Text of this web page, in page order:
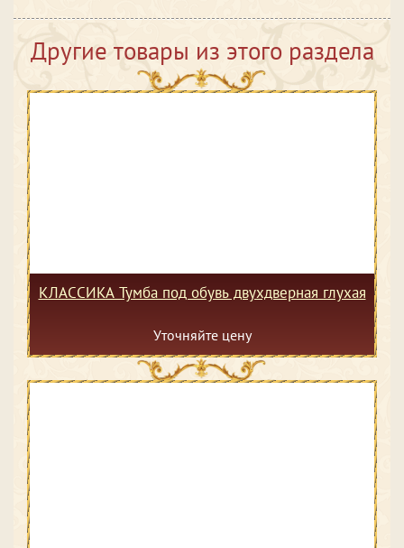
Другие товары из этого раздела
КЛАССИКА Тумба под обувь двухдверная глухая
Уточняйте цену